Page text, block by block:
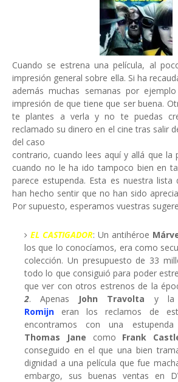
Cuando se estrena una película, al
impresión general sobre ella. Si ha
además muchas semanas por
impresión de que tiene que ser buena.
te plantes a verla y no te puedas
reclamado su dinero en el cine tras salir
del caso
contrario, cuando lees aquí y allá que la
cuando no le ha ido tampoco bien en
parece estupenda. Esta es nuestra lista
han hecho sentir que no han sido
Por supuesto, esperamos vuestras
EL CASTIGADOR: Un antihéroe
los que lo conocíamos, era como
colección. Un presupuesto de 33
todo lo que consiguió para poder
que ver con otros estrenos de la
2. Apenas John Travolta y la
Romijn eran los reclamos de
encontramos con una estupenda
Thomas Jane como Frank
conseguido en el que una bien
dignidad a una película que fue
embargo, sus buenas ventas en